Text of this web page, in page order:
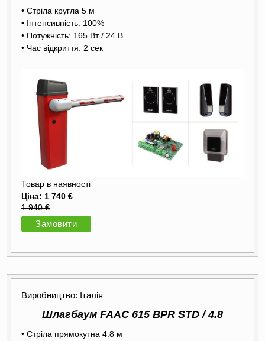
• Стріла кругла 5 м
• Інтенсивність: 100%
• Потужність: 165 Вт / 24 В
• Час відкриття: 2 сек
Товар в наявності
Ціна: 1 740 €
1 940 €
Замовити
Виробництво: Італія
Шлагбаум FAAC 615 BPR STD / 4.8
• Стріла прямокутна 4.8 м